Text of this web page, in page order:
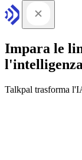
Impara le
Talkpal trasforma